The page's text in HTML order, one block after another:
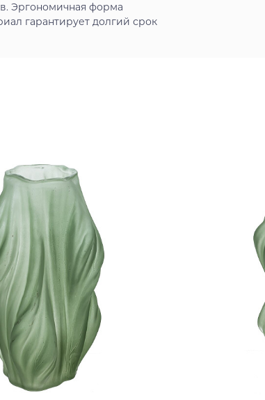
Эргономичная форма
гарантирует долгий срок